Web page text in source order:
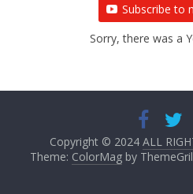
Subscribe to
Sorry, there was a
Copyright © 2024 ALL
Theme: ColorMagby